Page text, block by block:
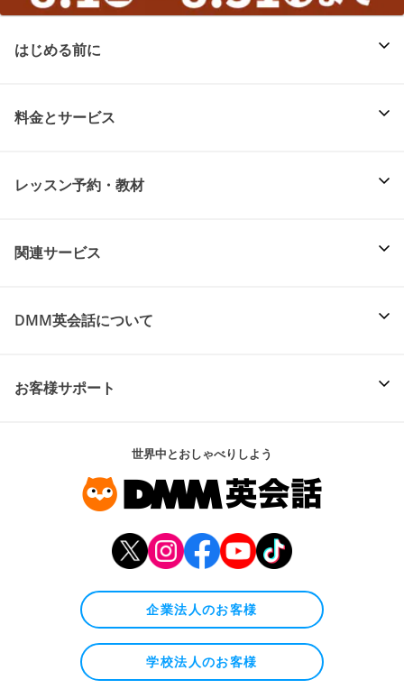
はじめる前に
料金とサービス
レッスン予約・教材
関連サービス
DMM英会話について
お客様サポート
世界中とおしゃべりしよう
企業法人のお客様
学校法人のお客様